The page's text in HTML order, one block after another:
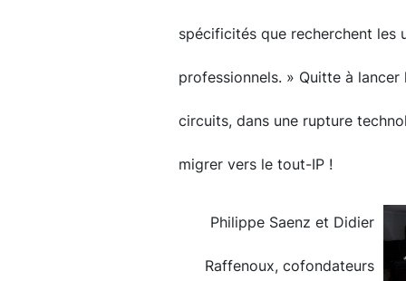
spécificités que recherchent les
professionnels. » Quitte à lancer
circuits, dans une rupture
migrer vers le tout-IP !
Philippe Saenz et Didier
Raffenoux, cofondateurs